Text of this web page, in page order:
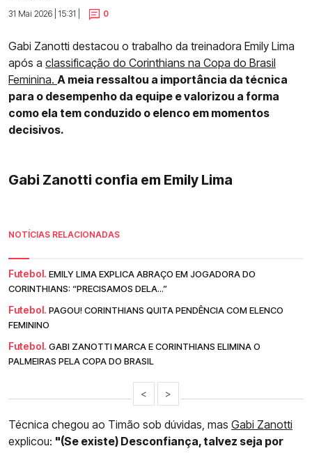
31 Mai 2026 | 15:31 |
0
Gabi Zanotti destacou o trabalho da treinadora Emily Lima
após a classificação do Corinthians na Copa do Brasil
Feminina. A meia ressaltou a importância da técnica
para o desempenho da equipe e valorizou a forma
como ela tem conduzido o elenco em momentos
decisivos.
Gabi Zanotti confia em Emily Lima
NOTÍCIAS RELACIONADAS
Futebol. EMILY LIMA EXPLICA ABRAÇO EM JOGADORA DO
CORINTHIANS: “PRECISAMOS DELA...”
Futebol. PAGOU! CORINTHIANS QUITA PENDÊNCIA COM ELENCO
FEMININO
Futebol. GABI ZANOTTI MARCA E CORINTHIANS ELIMINA O
PALMEIRAS PELA COPA DO BRASIL
< >
Técnica chegou ao Timão sob dúvidas, mas Gabi Zanotti
explicou: "(Se existe) Desconfiança, talvez seja por